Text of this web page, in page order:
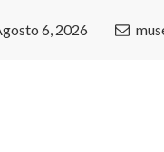
6, 2026